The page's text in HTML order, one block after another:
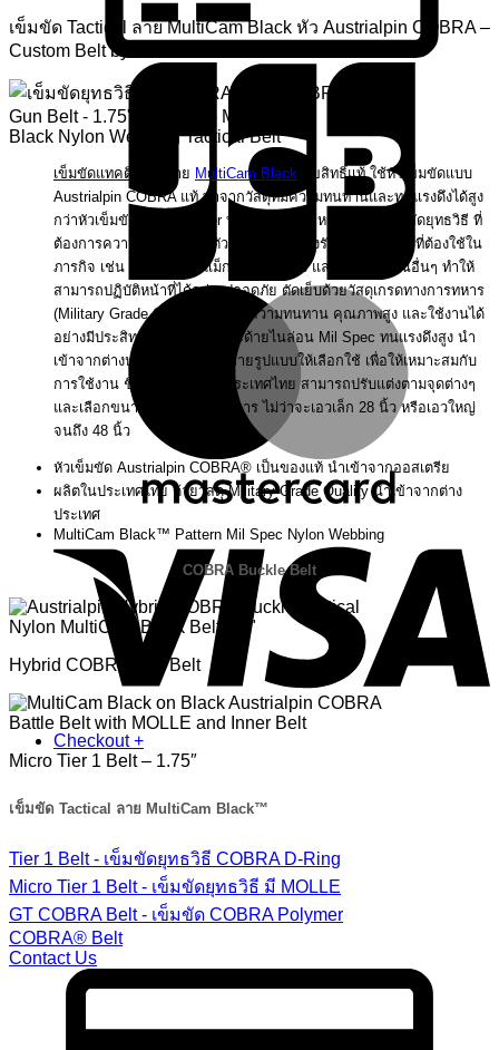
Checkout +
เข็มขัด Tactical ลาย MultiCam Black หัว Austrialpin COBRA –
Custom Belt by RAPTOR
เข็มขัดแทคติคอล ลาย MultiCam Black ลิขสิทธิ์แท้ ใช้หัวเข็มขัดแบบ
Austrialpin COBRA แท้ ทำจากวัสดุที่มีความทนทานและทนแรงดึงได้สูง
กว่าหัวเข็มขัดแบบ Polymer ทั่วไป เหมาะสำหรับใช้เป็นเข็มขัดยุทธวิธี ที่
ต้องการความแข็งแรงของตัววัสดุ เพื่อให้รองรับอุปกรณ์ต่างๆที่ต้องใช้ใน
ภารกิจ เช่น ซองปืน ซองแม็กกาซีนสำรอง และซองอุปกรณ์อื่นๆ ทำให้
สามารถปฏิบัติหน้าที่ได้อย่างปลอดภัย ตัดเย็บด้วยวัสดุเกรดทางการทหาร
(Military Grade Quality) ทำให้มีความทนทาน คุณภาพสูง และใช้งานได้
อย่างมีประสิทธิภาพ ใช้สายและด้ายไนล่อน Mil Spec ทนแรงดึงสูง นำ
เข้าจากต่างประเทศ มีหลากหลายรูปแบบให้เลือกใช้ เพื่อให้เหมาะสมกับ
การใช้งาน ชิ้นงานตัดเย็บในประเทศไทย สามารถปรับแต่งตามจุดต่างๆ
และเลือกขนาดเอวได้ตามต้องการ ไม่ว่าจะเอวเล็ก 28 นิ้ว หรือเอวใหญ่
จนถึง 48 นิ้ว
หัวเข็มขัด Austrialpin COBRA® เป็นของแท้ นำเข้าจากออสเตรีย
ผลิตในประเทศไทย ด้วยวัสดุ Military Grade Quality นำเข้าจากต่าง
ประเทศ
MultiCam Black™ Pattern Mil Spec Nylon Webbing
COBRA Buckle Belt
Hybrid COBRA 1.5″ Belt
Micro Tier 1 Belt – 1.75″
เข็มขัด Tactical ลาย MultiCam Black™
Tier 1 Belt - เข็มขัดยุทธวิธี COBRA D-Ring
Micro Tier 1 Belt - เข็มขัดยุทธวิธี มี MOLLE
GT COBRA Belt - เข็มขัด COBRA Polymer
COBRA® Belt
Contact Us